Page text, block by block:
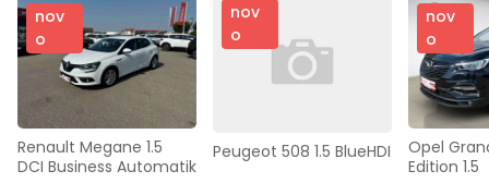
nov
o
Renault Megane 1.5
DCI Business Automatik
nov
o
Peugeot 508 1.5 BlueHDI
nov
o
Opel
Edition 1.5